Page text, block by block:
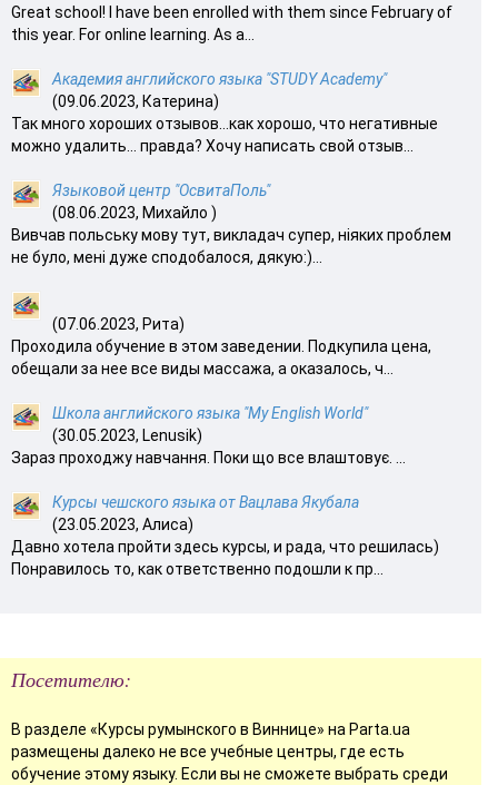
Great school! I have been enrolled with them since February of
this year. For online learning. As a...
Академия английского языка "STUDY Academy"
(09.06.2023, Катерина)
Так много хороших отзывов…как хорошо, что негативные
можно удалить… правда? Хочу написать свой отзыв...
Языковой центр "ОсвитаПоль"
(08.06.2023, Михайло )
Вивчав польську мову тут, викладач супер, ніяких проблем
не було, мені дуже сподобалося, дякую:)...
(07.06.2023, Рита)
Проходила обучение в этом заведении. Подкупила цена,
обещали за нее все виды массажа, а оказалось, ч...
Школа английского языка "My English World"
(30.05.2023, Lenusik)
Зараз проходжу навчання. Поки що все влаштовує. ...
Курсы чешского языка от Вацлава Якубала
(23.05.2023, Алиса)
Давно хотела пройти здесь курсы, и рада, что решилась)
Понравилось то, как ответственно подошли к пр...
Посетителю:
В разделе «Курсы румынского в Виннице» на Parta.ua
размещены далеко не все учебные центры, где есть
обучение этому языку. Если вы не сможете выбрать среди